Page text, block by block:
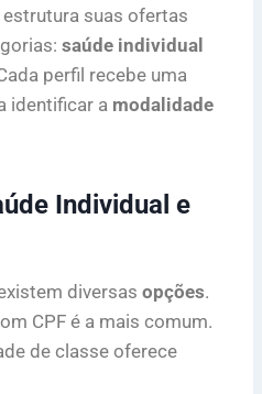
suas ofertas
saúde individual
perfil recebe uma
identificar a modalidade
Individual e
diversas opções.
CPF é a mais comum.
de classe oferece